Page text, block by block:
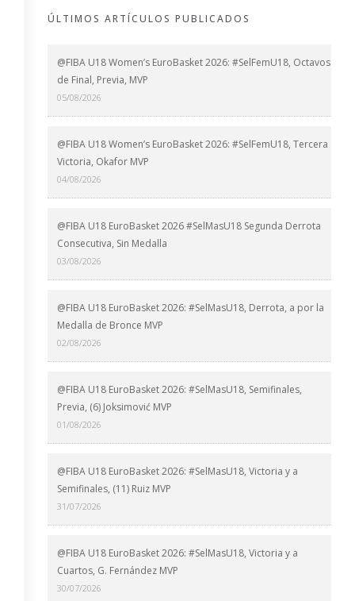
ÚLTIMOS ARTÍCULOS PUBLICADOS
@FIBA U18 Women’s EuroBasket 2026: #SelFemU18, Octavos
de Final, Previa, MVP
05/08/2026
@FIBA U18 Women’s EuroBasket 2026: #SelFemU18, Tercera
Victoria, Okafor MVP
04/08/2026
@FIBA U18 EuroBasket 2026 #SelMasU18 Segunda Derrota
Consecutiva, Sin Medalla
03/08/2026
@FIBA U18 EuroBasket 2026: #SelMasU18, Derrota, a por la
Medalla de Bronce MVP
02/08/2026
@FIBA U18 EuroBasket 2026: #SelMasU18, Semifinales,
Previa, (6) Joksimović MVP
01/08/2026
@FIBA U18 EuroBasket 2026: #SelMasU18, Victoria y a
Semifinales, (11) Ruiz MVP
31/07/2026
@FIBA U18 EuroBasket 2026: #SelMasU18, Victoria y a
Cuartos, G. Fernández MVP
30/07/2026